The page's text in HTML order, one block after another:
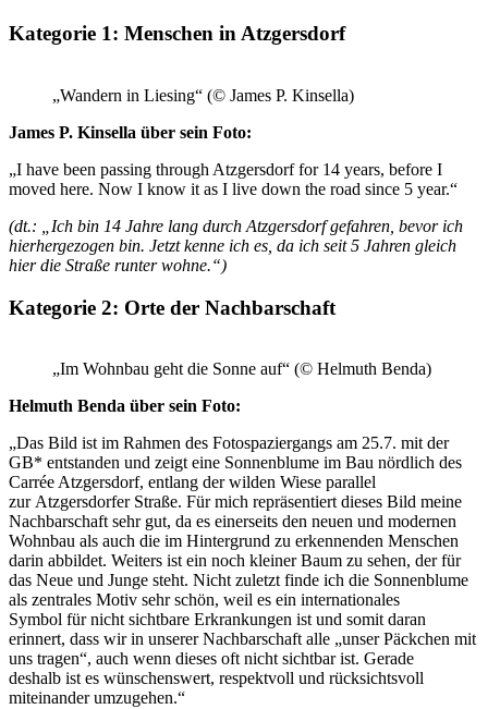
Kategorie 1: Menschen in Atzgersdorf
„Wandern in Liesing“ (© James P. Kinsella)
James P. Kinsella über sein Foto:
„I have been passing through Atzgersdorf for 14 years, before I
moved here. Now I know it as I live down the road since 5 year.“
(dt.: „Ich bin 14 Jahre lang durch Atzgersdorf gefahren, bevor ich
hierhergezogen bin. Jetzt kenne ich es, da ich seit 5 Jahren gleich
hier die Straße runter wohne.“)
Kategorie 2: Orte der Nachbarschaft
„Im Wohnbau geht die Sonne auf“ (© Helmuth Benda)
Helmuth Benda über sein Foto:
„Das Bild ist im Rahmen des Fotospaziergangs am 25.7. mit der
GB* entstanden und zeigt eine Sonnenblume im Bau nördlich des
Carrée Atzgersdorf, entlang der wilden Wiese parallel
zur Atzgersdorfer Straße. Für mich repräsentiert dieses Bild meine
Nachbarschaft sehr gut, da es einerseits den neuen und modernen
Wohnbau als auch die im Hintergrund zu erkennenden Menschen
darin abbildet. Weiters ist ein noch kleiner Baum zu sehen, der für
das Neue und Junge steht. Nicht zuletzt finde ich die Sonnenblume
als zentrales Motiv sehr schön, weil es ein internationales
Symbol für nicht sichtbare Erkrankungen ist und somit daran
erinnert, dass wir in unserer Nachbarschaft alle „unser Päckchen mit
uns tragen“, auch wenn dieses oft nicht sichtbar ist. Gerade
deshalb ist es wünschenswert, respektvoll und rücksichtsvoll
miteinander umzugehen.“